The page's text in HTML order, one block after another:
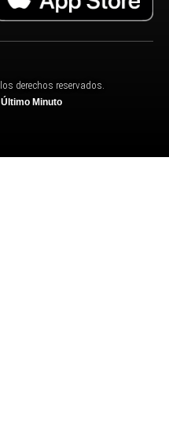
derechos reservados.
Minuto